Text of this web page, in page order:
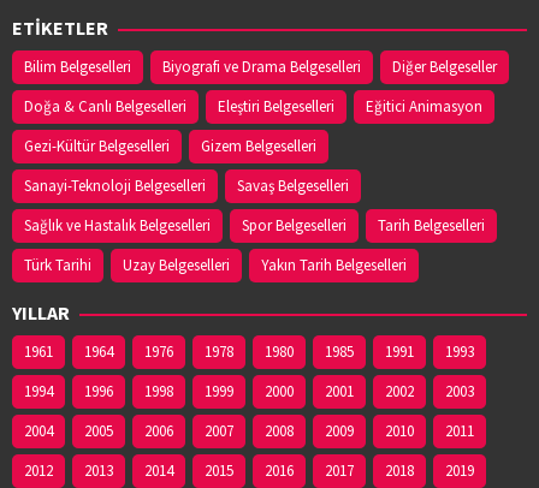
ETİKETLER
Bilim Belgeselleri Biyografi ve Drama Belgeselleri
Diğer Belgeseller
Doğa & Canlı Belgeselleri
Eleştiri Belgeselleri
Eğitici Animasyon
Gezi-Kültür Belgeselleri
Gizem Belgeselleri
Sanayi-Teknoloji Belgeselleri
Savaş Belgeselleri
Sağlık ve Hastalık Belgeselleri
Spor Belgeselleri
Tarih Belgeselleri
Türk Tarihi
Uzay Belgeselleri Yakın Tarih Belgeselleri
YILLAR
1961 1964 1976 1978 1980 1985 1991
1993
1994
1996 1998 1999 2000 2001 2002
2003
2004
2005 2006 2007 2008 2009 2010
2011
2012
2013 2014 2015 2016 2017 2018
2019